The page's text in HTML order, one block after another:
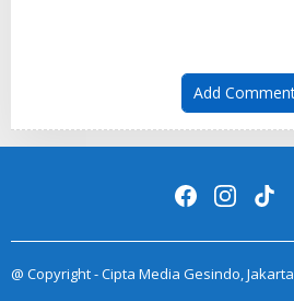
Add
@ Copyright - Cipta Media Gesindo, Jakarta